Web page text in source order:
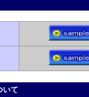
いて